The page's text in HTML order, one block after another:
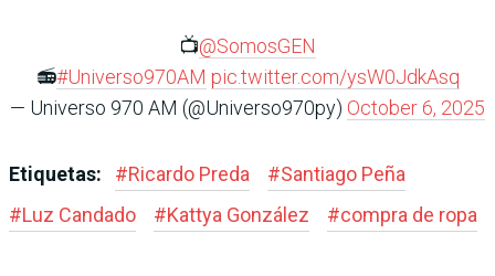
📺@SomosGEN
📻#Universo970AM pic.twitter.com/ysW0JdkAsq
— Universo 970 AM (@Universo970py) October 6, 2025
Etiquetas: #Ricardo Preda #Santiago Peña
#Luz Candado #Kattya González #compra de ropa